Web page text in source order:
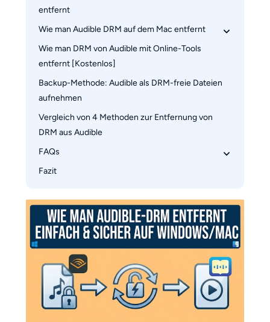
entfernt
Schritt 1: Laden Sie BookFab herunter
Schritt 2: Wählen Sie das Audible
Converter Modul
Schritt 3: Finden Sie das Audible-Buch zur
DRM-Entfernung
Entfernung
Wie man Audible DRM auf dem Mac entfernt
Schritt 1: Laden Sie Macsome Audiobook
Converter für Mac herunter
Schritt 2: Hörbücher hinzufügen
Schritt 3: Ausgabeparameter anpassen
Schritt 4: Audible DRM-Entfernung starten
Wie man DRM von Audible mit Online-Tools
entfernt [Kostenlos]
Backup-Methode: Audible als DRM-freie Dateien
aufnehmen
Vergleich von 4 Methoden zur Entfernung von
DRM aus Audible
FAQs
Ist das Entfernen von DRM illegal?
Kann DRM jemals entfernt werden?
Fazit